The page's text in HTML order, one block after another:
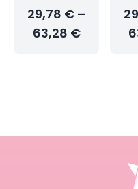
29,78 € –
63,28 €